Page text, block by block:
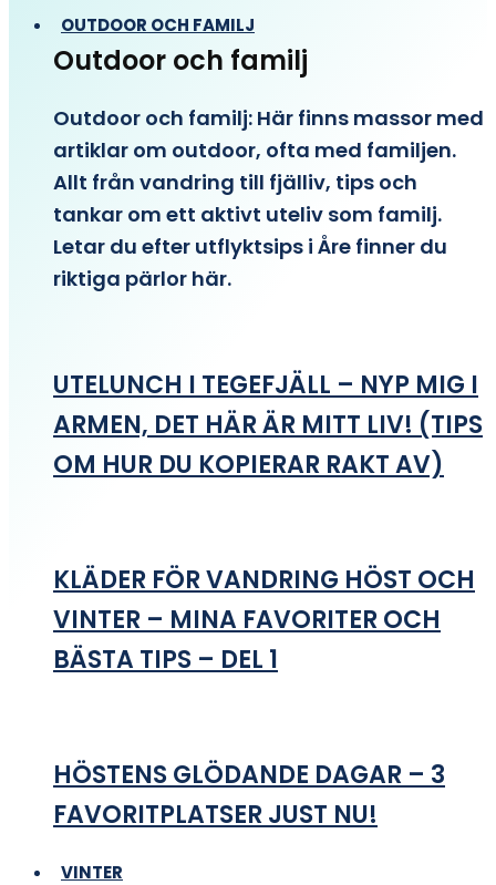
OUTDOOR OCH FAMILJ
Outdoor och familj
Outdoor och familj: Här finns massor med
artiklar om outdoor, ofta med familjen.
Allt från vandring till fjälliv, tips och
tankar om ett aktivt uteliv som familj.
Letar du efter utflyktsips i Åre finner du
riktiga pärlor här.
UTELUNCH I TEGEFJÄLL – NYP MIG I
ARMEN, DET HÄR ÄR MITT LIV! (TIPS
OM HUR DU KOPIERAR RAKT AV)
KLÄDER FÖR VANDRING HÖST OCH
VINTER – MINA FAVORITER OCH
BÄSTA TIPS – DEL 1
HÖSTENS GLÖDANDE DAGAR – 3
FAVORITPLATSER JUST NU!
VINTER